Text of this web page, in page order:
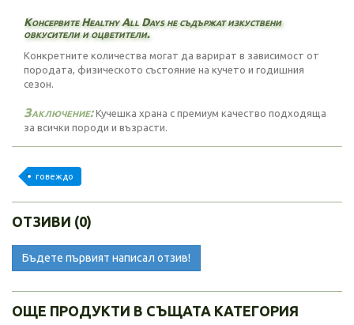
Консервите Healthy All Days не съдържат изкуствени
овкусители и оцветители.
Конкретните количества могат да варират в зависимост от
породата, физическото състояние на кучето и годишния
сезон.
Заключение:Кучешка храна с премиум качество подходяща
за всички породи и възрасти.
говеждо
ОТЗИВИ (0)
Бъдете първият написал отзив!
ОЩЕ ПРОДУКТИ В СЪЩАТА КАТЕГОРИЯ